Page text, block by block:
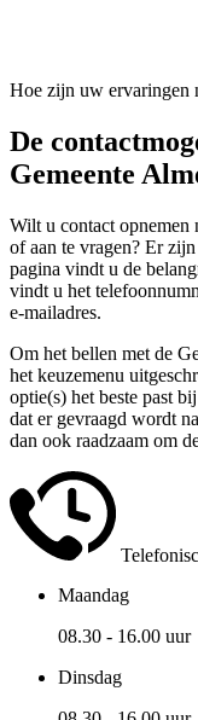
Hoe zijn uw ervaringen
De
Gemeente
Wilt u contact opnemen
of aan te vragen? Er
pagina vindt u de
vindt u het
e-mailadres.
Om het bellen met de
het keuzemenu
optie(s) het beste past
dat er gevraagd wordt
dan ook raadzaam om
Maandag
08.30 - 16.00 uur
Dinsdag